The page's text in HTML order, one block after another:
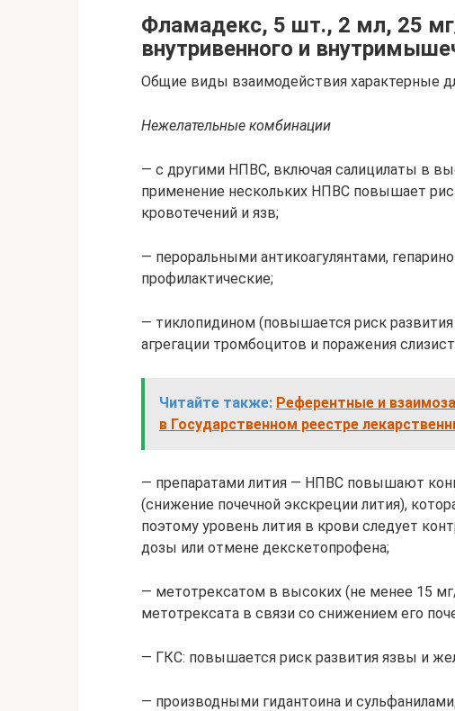
Фламадекс, 5 шт., 2 мл, 25
внутривенного и
Общие виды взаимодействия характерные
Нежелательные комбинации
— с другими НПВС, включая салицилаты в
применение нескольких НПВС повышает
кровотечений и язв;
— пероральными антикоагулянтами,
профилактические;
— тиклопидином (повышается риск
агрегации тромбоцитов и поражения
Читайте также: Референтные и
в Государственном реестре
— препаратами лития — НПВС повышают
(снижение почечной экскреции лития),
поэтому уровень лития в крови следует
дозы или отмене декскетопрофена;
— метотрексатом в высоких (не менее 15
метотрексата в связи со снижением его
— ГКС: повышается риск развития язвы и
— производными гидантоина и